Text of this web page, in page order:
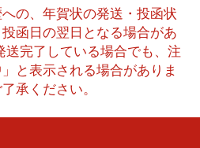
の、年賀状の発送・投函状
函日の翌日となる場合があ
送完了している場合でも、注
と表示される場合がありま
承ください。